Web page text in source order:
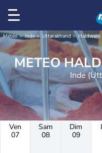
Météo Inde Uttarakhand Haldwani
Inde
Ven
07
Sam
08
Dim
09